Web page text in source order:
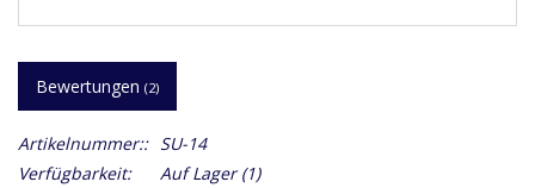
Bewertungen (2)
Artikelnummer:: SU-14
Verfügbarkeit:
Auf Lager(1)